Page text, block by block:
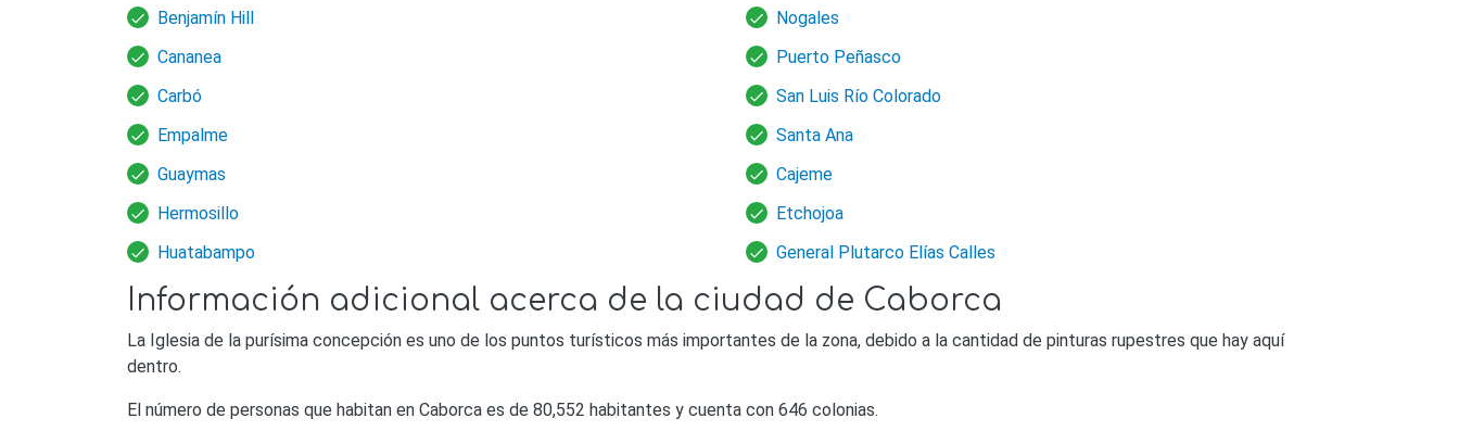
Benjamín Hill
Cananea
Carbó
Empalme
Guaymas
Hermosillo
Huatabampo
Nogales
Puerto Peñasco
San Luis Río Colorado
Santa Ana
Cajeme
Etchojoa
General Plutarco Elías Calles
Información adicional acerca de la ciudad de Caborca
La Iglesia de la purísima concepción es uno de los puntos turísticos más importantes de la zona, debido a la cantidad de pinturas rupestres que hay aquí
dentro.
El número de personas que habitan en Caborca es de 80,552 habitantes y cuenta con 646 colonias.